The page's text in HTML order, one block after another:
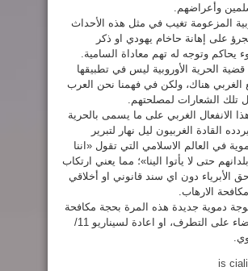
وأعراضهم.
المزعومة تغيب في مثل هذه الأحداث
على إهانة حاخام يهودي او ذكر
يحاكم وتوجه له تهم معاداة السامية.
الحرية الأوروبية ليس في تطبيقها
الغربي هناك، ولكن في فهمنا نحن العرب
تلك الشعارات لمصلحتهم.
الانفعال الغربي على ما يسمى بالحرية
القادة الغربيون ليل نهار لتبرير
في العالم الاسلامي التي تقول «اننا
حتى لا يأتوا الينا»؛ مما يعني ارتكاب
الأبرياء دون اي سند قانوني او أخلاقي
الارهاب.
دموية جديدة هذه المرة بحجة مكافحة
الارهاب والقضاء على التطرف، او اعادة لسيناريو 11/
is